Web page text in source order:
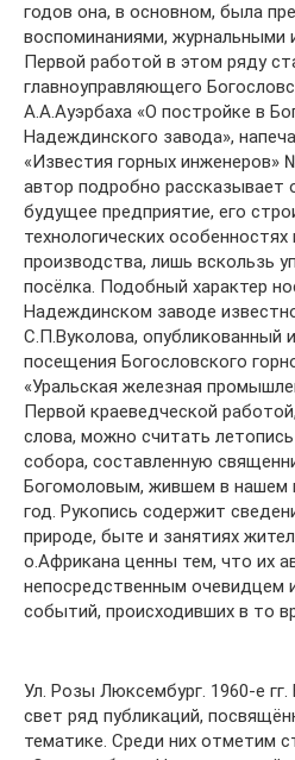
годов она, в основном, была
воспоминаниями, журнальными
Первой работой в этом ряду
главноуправляющего
А.А.Ауэрбаха «О постройке в
Надеждинского завода»,
«Известия горных инженеров»
автор подробно рассказывает
будущее предприятие, его
технологических особенностях
производства, лишь вскользь
посёлка. Подобный характер
Надеждинском заводе
С.П.Вуколова, опубликованный
посещения Богословского
«Уральская железная
Первой краеведческой
слова, можно считать
собора, составленную
Богомоловым, жившем в нашем
год. Рукопись содержит
природе, быте и занятиях
о.Африкана ценны тем, что их
непосредственным очевидцем
событий, происходивших в то
Ул. Розы Люксембург. 1960-е
свет ряд публикаций,
тематике. Среди них отметим